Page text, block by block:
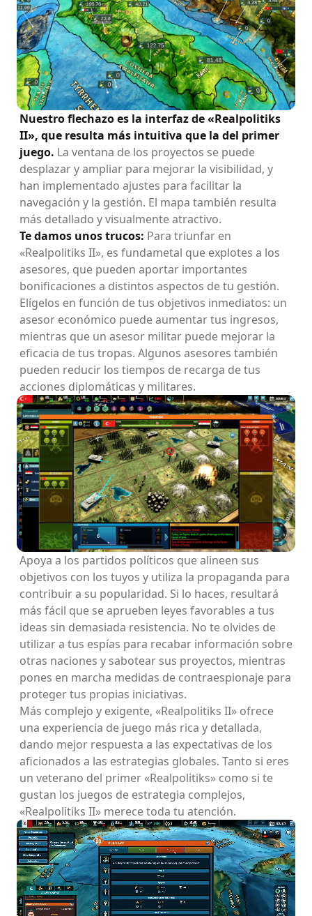
Nuestro flechazo es la interfaz de «Realpolitiks
II», que resulta más intuitiva que la del primer
juego. La ventana de los proyectos se puede
desplazar y ampliar para mejorar la visibilidad, y
han implementado ajustes para facilitar la
navegación y la gestión. El mapa también resulta
más detallado y visualmente atractivo.
Te damos unos trucos: Para triunfar en
«Realpolitiks II», es fundametal que explotes a los
asesores, que pueden aportar importantes
bonificaciones a distintos aspectos de tu gestión.
Elígelos en función de tus objetivos inmediatos: un
asesor económico puede aumentar tus ingresos,
mientras que un asesor militar puede mejorar la
eficacia de tus tropas. Algunos asesores también
pueden reducir los tiempos de recarga de tus
acciones diplomáticas y militares.
Apoya a los partidos políticos que alineen sus
objetivos con los tuyos y utiliza la propaganda para
contribuir a su popularidad. Si lo haces, resultará
más fácil que se aprueben leyes favorables a tus
ideas sin demasiada resistencia. No te olvides de
utilizar a tus espías para recabar información sobre
otras naciones y sabotear sus proyectos, mientras
pones en marcha medidas de contraespionaje para
proteger tus propias iniciativas.
Más complejo y exigente, «Realpolitiks II» ofrece
una experiencia de juego más rica y detallada,
dando mejor respuesta a las expectativas de los
aficionados a las estrategias globales. Tanto si eres
un veterano del primer «Realpolitiks» como si te
gustan los juegos de estrategia complejos,
«Realpolitiks II» merece toda tu atención.